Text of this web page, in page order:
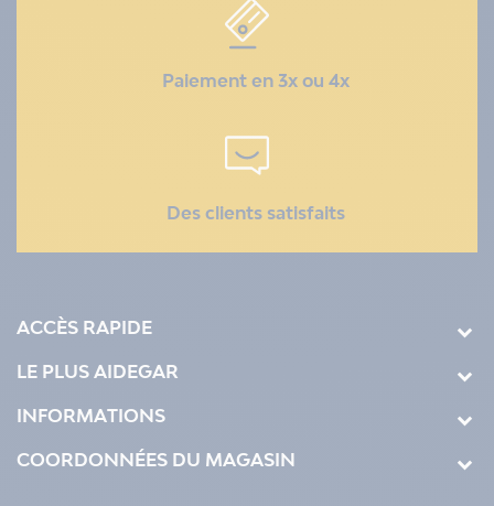
Paiement en 3x ou 4x
Des clients satisfaits
ACCÈS RAPIDE
LE PLUS AIDEGAR
INFORMATIONS
COORDONNÉES DU MAGASIN